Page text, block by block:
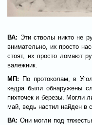
ВА: Эти стволы никто не
внимательно, их просто
стоят, их просто ломают
валежник.
МП: По протоколам, в
кедра были обнаружены
пихточек и березы. Могли
май, ведь настил найден в
ВА: Они могли под